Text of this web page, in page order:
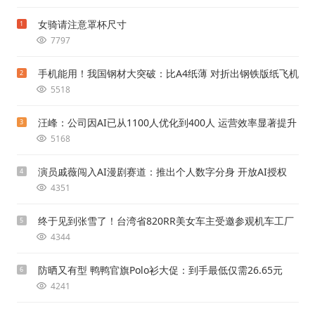
1 女骑请注意罩杯尺寸
7797
2 手机能用！我国钢材大突破：比A4纸薄 对折出钢铁版纸飞机
5518
3 汪峰：公司因AI已从1100人优化到400人 运营效率显著提升
5168
4 演员戚薇闯入AI漫剧赛道：推出个人数字分身 开放AI授权
4351
5 终于见到张雪了！台湾省820RR美女车主受邀参观机车工厂
4344
6 防晒又有型 鸭鸭官旗Polo衫大促：到手最低仅需26.65元
4241